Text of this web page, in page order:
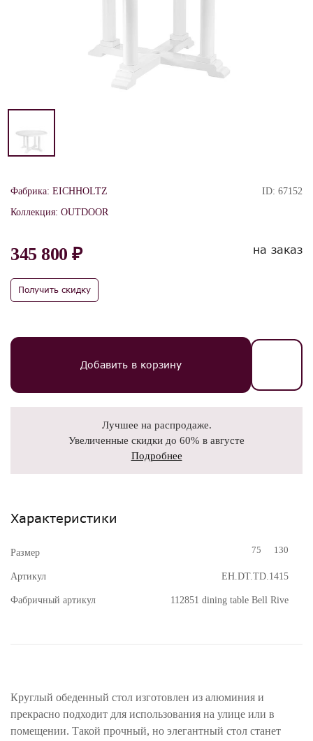
Фабрика: EICHHOLTZ
Коллекция: OUTDOOR
ID: 67152
345 800 ₽
Получить скидку
на заказ
Добавить в корзину
Лучшее на распродаже.
Увеличенные скидки до 60% в августе
Подробнее
Характеристики
Размер 75 130
Артикул EH.DT.TD.1415
Фабричный артикул 112851 dining table Bell Rive
Круглый обеденный стол изготовлен из алюминия и
прекрасно подходит для использования на улице или в
помещении. Такой прочный, но элегантный стол станет